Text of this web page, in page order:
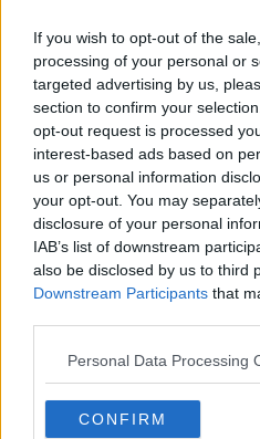
If you wish to opt-out of the
processing of your personal or
targeted advertising by us,
section to confirm your
opt-out request is processed
interest-based ads based on
us or personal information
your opt-out. You may
disclosure of your personal
IAB’s list of downstream
also be disclosed by us to third
Downstream Participants that
Personal Data Processing
CONFIRM
und es ist der Ursprung
Chefredakteur von
die redaktionelle
Themenpriorisierung,
und die konsequente
neue, verifizierte
Leitung der Redaktion
und lege besonderen Wert
Sprache und nachvollziehbare
Radsport ist für mich mehr
komplexer Leistungssport,
Verantwortung verlangt –
vertrete ich in unserer